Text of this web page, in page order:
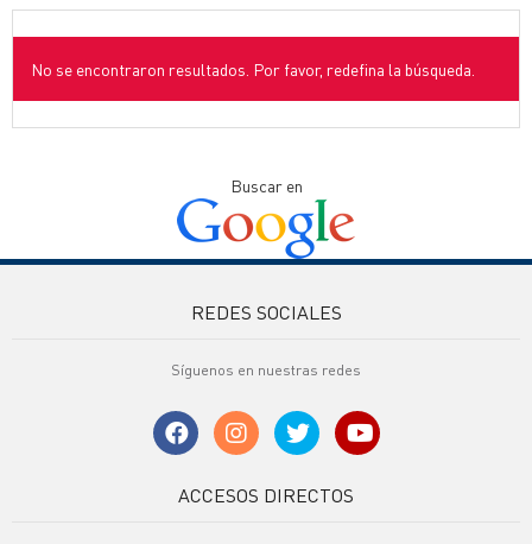
No se encontraron resultados. Por favor, redefina la búsqueda.
Buscar en
REDES SOCIALES
Síguenos en nuestras redes
ACCESOS DIRECTOS